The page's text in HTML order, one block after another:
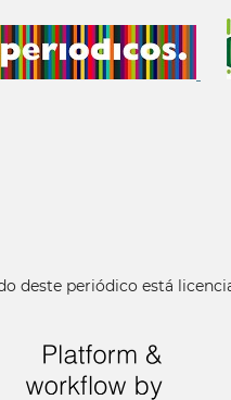
deste periódico está